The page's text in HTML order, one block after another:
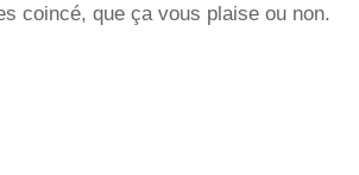
coincé, que ça vous plaise ou non.